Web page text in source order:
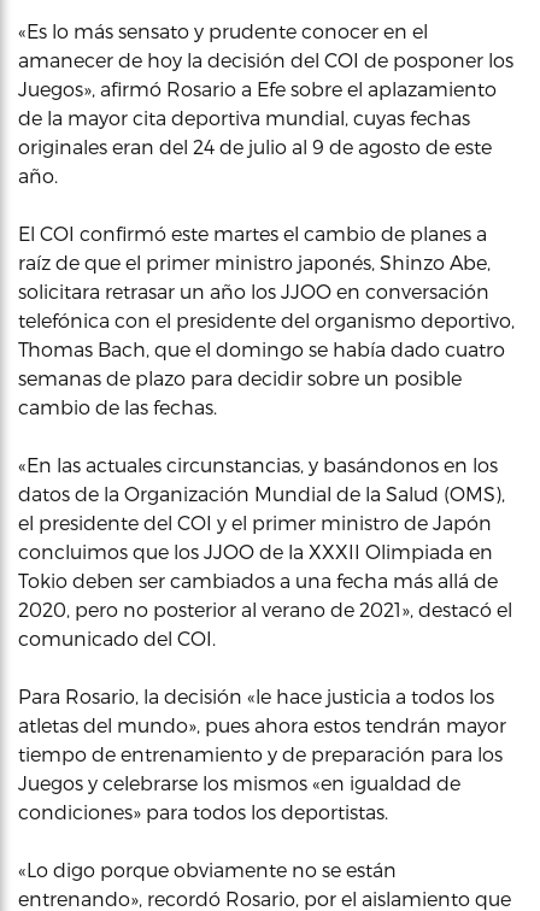
«Es lo más sensato y prudente conocer en el
amanecer de hoy la decisión del COI de posponer los
Juegos», afirmó Rosario a Efe sobre el aplazamiento
de la mayor cita deportiva mundial, cuyas fechas
originales eran del 24 de julio al 9 de agosto de este
año.
El COI confirmó este martes el cambio de planes a
raíz de que el primer ministro japonés, Shinzo Abe,
solicitara retrasar un año los JJOO en conversación
telefónica con el presidente del organismo deportivo,
Thomas Bach, que el domingo se había dado cuatro
semanas de plazo para decidir sobre un posible
cambio de las fechas.
«En las actuales circunstancias, y basándonos en los
datos de la Organización Mundial de la Salud (OMS),
el presidente del COI y el primer ministro de Japón
concluimos que los JJOO de la XXXII Olimpiada en
Tokio deben ser cambiados a una fecha más allá de
2020, pero no posterior al verano de 2021», destacó el
comunicado del COI.
Para Rosario, la decisión «le hace justicia a todos los
atletas del mundo», pues ahora estos tendrán mayor
tiempo de entrenamiento y de preparación para los
Juegos y celebrarse los mismos «en igualdad de
condiciones» para todos los deportistas.
«Lo digo porque obviamente no se están
entrenando», recordó Rosario, por el aislamiento que